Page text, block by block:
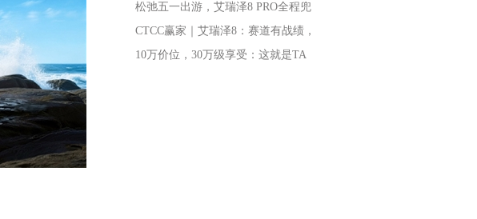
松弛五一出游，艾瑞泽8 PRO全程兜
CTCC赢家｜艾瑞泽8：赛道有战绩，
10万价位，30万级享受：这就是TA